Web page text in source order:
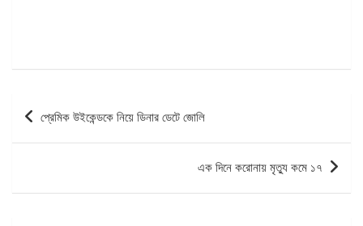
পোস্ট
ন্যাভিগেশন
প্রেমিক উইকেন্ডকে নিয়ে ডিনার ডেটে জোলি
এক দিনে করোনায় মৃত্যু কমে ১৭